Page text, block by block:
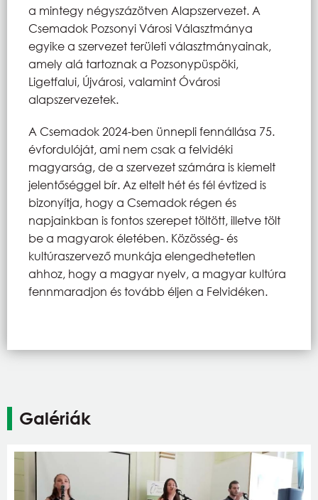
a mintegy négyszázötven Alapszervezet. A
Csemadok Pozsonyi Városi Választmánya
egyike a szervezet területi választmányainak,
amely alá tartoznak a Pozsonypüspöki,
Ligetfalui, Újvárosi, valamint Óvárosi
alapszervezetek.
A Csemadok 2024-ben ünnepli fennállása 75.
évfordulóját, ami nem csak a felvidéki
magyarság, de a szervezet számára is kiemelt
jelentőséggel bír. Az eltelt hét és fél évtized is
bizonyítja, hogy a Csemadok régen és
napjainkban is fontos szerepet töltött, illetve tölt
be a magyarok életében. Közösség- és
kultúraszervező munkája elengedhetetlen
ahhoz, hogy a magyar nyelv, a magyar kultúra
fennmaradjon és tovább éljen a Felvidéken.
Galériák